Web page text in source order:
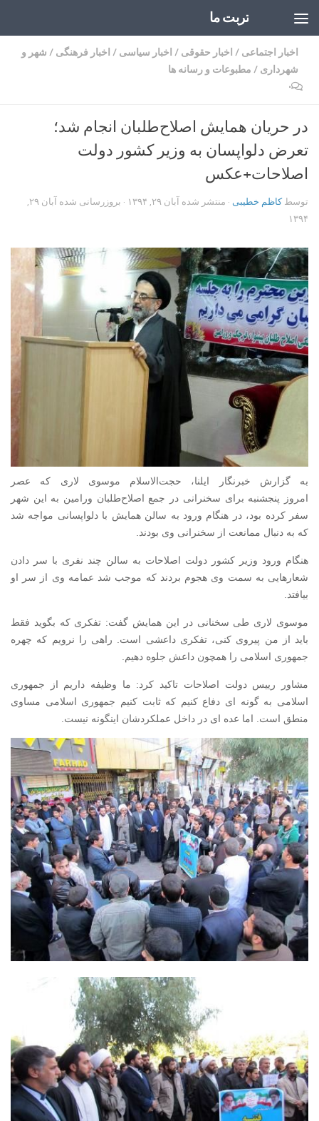
تربت ما
اخبار اجتماعی / اخبار حقوقی / اخبار سیاسی / اخبار فرهنگی / شهر و
شهرداری / مطبوعات و رسانه ها
۰
در حریان همایش اصلاح‌طلبان انجام شد؛
تعرض دلواپسان به وزیر کشور دولت
اصلاحات+عکس
توسطکاظم خطیبی · منتشر شده آبان ۲۹, ۱۳۹۴ · بروزرسانی شده
آبان ۲۹,
۱۳۹۴
به گزارش خبرنگار ایلنا، حجت‌الاسلام موسوی لاری که عصر
امروز پنجشنبه برای سخنرانی در جمع اصلاح‌طلبان ورامین به این شهر
سفر کرده بود، در هنگام ورود به سالن همایش با دلواپسانی مواجه شد
که به دنبال ممانعت از سخنرانی وی بودند.
هنگام ورود وزیر کشور دولت اصلاحات به سالن چند نفری با سر دادن
شعارهایی به سمت وی هجوم بردند که موجب شد عمامه وی از سر او
بیافتد.
موسوی لاری طی سخنانی در این همایش گفت:‌ تفکری که بگوید فقط
باید از من پیروی کنی، تفکری داعشی است. راهی را نرویم که چهره
جمهوری اسلامی را همچون داعش جلوه دهیم.
مشاور رییس دولت اصلاحات تاکید کرد: ما وظیفه داریم از جمهوری
اسلامی به گونه ای دفاع کنیم که ثابت کنیم جمهوری اسلامی مساوی
منطق است. اما عده ای در داخل عملکردشان اینگونه نیست.